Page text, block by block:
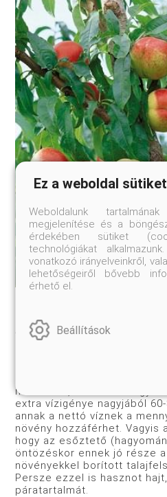
Forrás: otto.de
Sokat segíthet az öntözés:
mondható, 100-150 kiló
extra vízigénye nagyjából
annak a nettó víznek a
növény hozzáférhet. Vagyis
hogy az esőztető
öntözéskor ennek jó része
növényekkel borított
Persze ezzel is hasznot
páratartalmát.
Ez a weboldal
Weboldalunk
megjelenítése és a
érdekében sütiket
technológiákat
vonatkozó irányelveinkről,
lehetőségeiről bővebb
érhető el.
Beállítások